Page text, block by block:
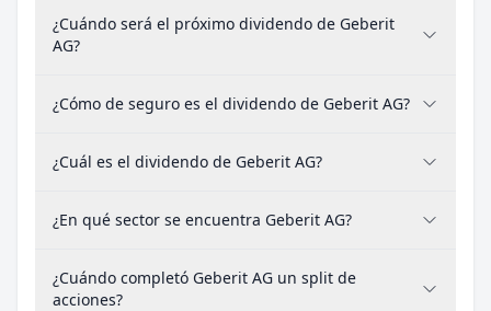
¿Cuándo será el próximo dividendo de Geberit
AG?
¿Cómo de seguro es el dividendo de Geberit AG?
¿Cuál es el dividendo de Geberit AG?
¿En qué sector se encuentra Geberit AG?
¿Cuándo completó Geberit AG un split de
acciones?